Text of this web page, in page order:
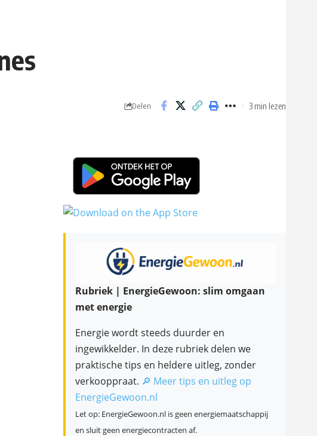
Delen 3 min lezen
Rubriek | EnergieGewoon: slim omgaan
met energie
Energie wordt steeds duurder en
ingewikkelder. In deze rubriek delen we
praktische tips en heldere uitleg, zonder
verkooppraat. 🔎 Meer tips en uitleg op
EnergieGewoon.nl
Let op: EnergieGewoon.nl is geen energiemaatschappij
en sluit geen energiecontracten af.